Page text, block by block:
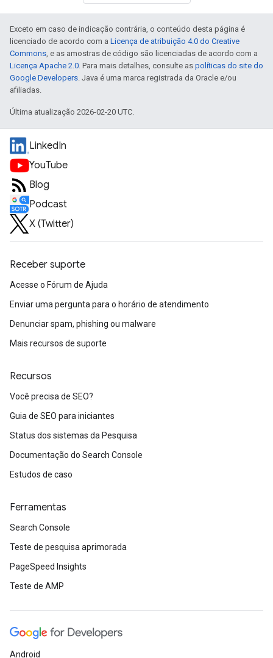
Exceto em caso de indicação contrária, o conteúdo desta página é
licenciado de acordo com a Licença de atribuição 4.0 do Creative
Commons, e as amostras de código são licenciadas de acordo com a
Licença Apache 2.0. Para mais detalhes, consulte as políticas do site do
Google Developers. Java é uma marca registrada da Oracle e/ou
afiliadas.
Última atualização 2026-02-20 UTC.
LinkedIn
YouTube
Blog
Podcast
X (Twitter)
Receber suporte
Acesse o Fórum de Ajuda
Enviar uma pergunta para o horário de atendimento
Denunciar spam, phishing ou malware
Mais recursos de suporte
Recursos
Você precisa de SEO?
Guia de SEO para iniciantes
Status dos sistemas da Pesquisa
Documentação do Search Console
Estudos de caso
Ferramentas
Search Console
Teste de pesquisa aprimorada
PageSpeed Insights
Teste de AMP
Android